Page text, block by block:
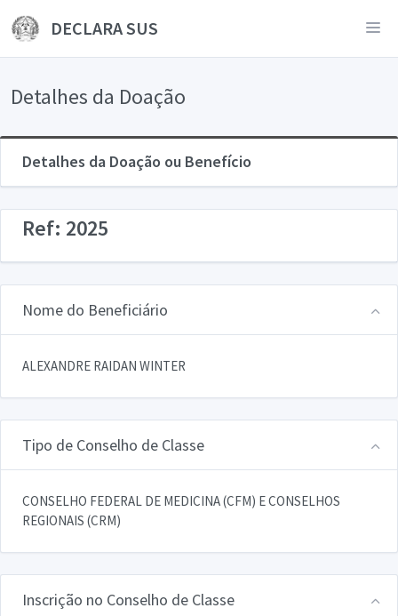
DECLARA SUS
Detalhes da Doação
Detalhes da Doação ou Benefício
Ref: 2025
Nome do Beneficiário
ALEXANDRE RAIDAN WINTER
Tipo de Conselho de Classe
CONSELHO FEDERAL DE MEDICINA (CFM) E CONSELHOS
REGIONAIS (CRM)
Inscrição no Conselho de Classe